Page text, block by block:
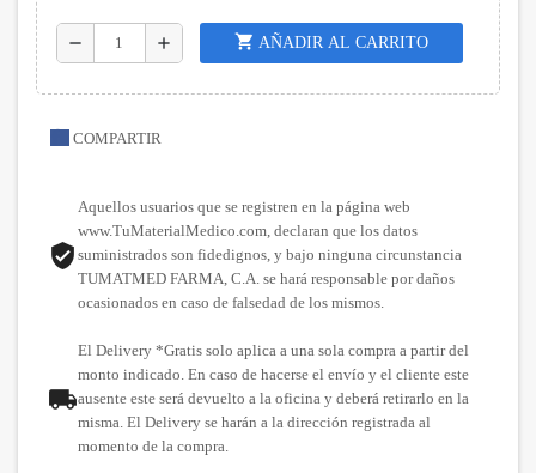
remove add shopping_cart AÑADIR AL CARRITO
COMPARTIR
Aquellos usuarios que se registren en la página web
www.TuMaterialMedico.com, declaran que los datos
suministrados son fidedignos, y bajo ninguna circunstancia
TUMATMED FARMA, C.A. se hará responsable por daños
ocasionados en caso de falsedad de los mismos.
El Delivery *Gratis solo aplica a una sola compra a partir del
monto indicado. En caso de hacerse el envío y el cliente este
ausente este será devuelto a la oficina y deberá retirarlo en la
misma. El Delivery se harán a la dirección registrada al
momento de la compra.